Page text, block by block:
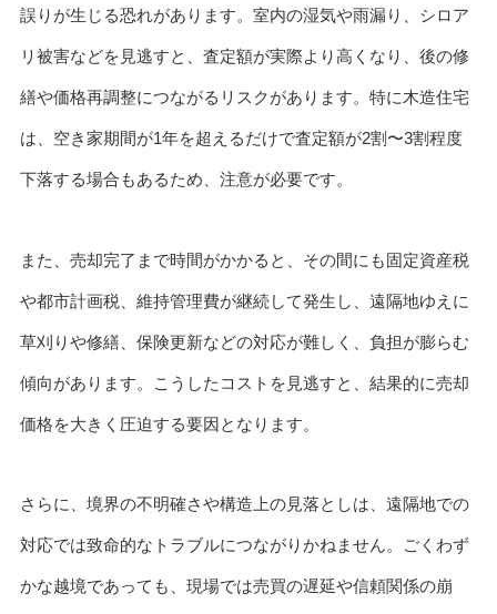
誤りが生じる恐れがあります。室内の湿気や雨漏り、シロア
リ被害などを見逃すと、査定額が実際より高くなり、後の修
繕や価格再調整につながるリスクがあります。特に木造住宅
は、空き家期間が1年を超えるだけで査定額が2割〜3割程度
下落する場合もあるため、注意が必要です。
また、売却完了まで時間がかかると、その間にも固定資産税
や都市計画税、維持管理費が継続して発生し、遠隔地ゆえに
草刈りや修繕、保険更新などの対応が難しく、負担が膨らむ
傾向があります。こうしたコストを見逃すと、結果的に売却
価格を大きく圧迫する要因となります。
さらに、境界の不明確さや構造上の見落としは、遠隔地での
対応では致命的なトラブルにつながりかねません。ごくわず
かな越境であっても、現場では売買の遅延や信頼関係の崩